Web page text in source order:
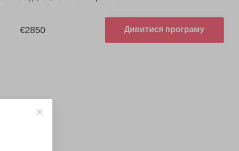
€2850 Дивитися програму